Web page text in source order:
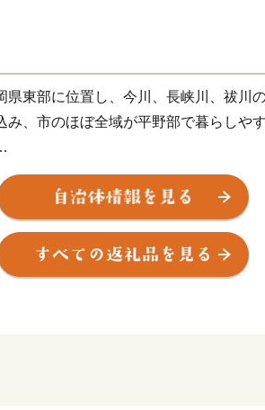
県東部に位置し、今川、長峡川、祓川
み、市のほぼ全域が平野部で暮らしや
水田地帯が広がり近郊型農業が行われ
しているため漁業も盛んな町です。
を通る東九州自動車道、国道201号バイ
の整備が進み、京築地区の中核都市と
す。